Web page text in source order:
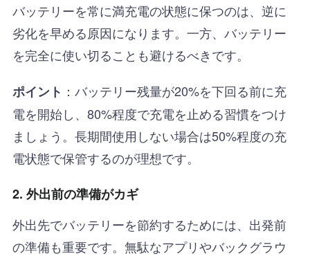
バッテリーを常に満充電の状態に保つのは、逆に
劣化を早める原因になります。一方、バッテリー
を完全に使い切ることも避けるべきです。
ポイント ：バッテリー残量が20%を下回る前に充
電を開始し、80%程度で充電を止める習慣をつけ
ましょう。長期間使用しない場合は50%程度の充
電状態で保管するのが理想です。
2. 外出前の準備がカギ
外出先でバッテリーを節約するためには、出発前
の準備も重要です。無駄なアプリやバックグラウ